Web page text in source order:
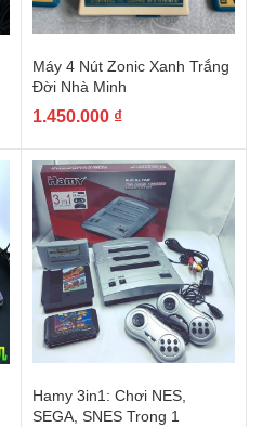
Máy 4 Nút Zonic Xanh Trắng
Đời Nhà Minh
1.450.000 ₫
Hamy 3in1: Chơi NES,
SEGA, SNES Trong 1